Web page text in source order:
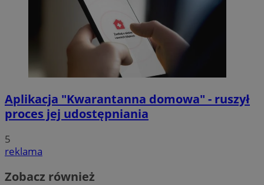
Aplikacja "Kwarantanna domowa" - ruszył
proces jej udostępniania
5
reklama
Zobacz również